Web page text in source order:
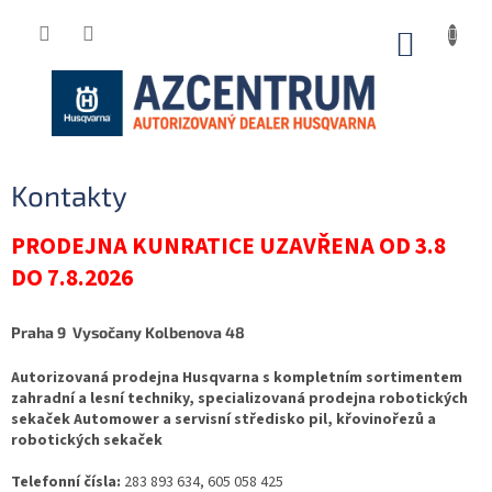
P
o
s
t
r
n
í
p
a
e
Kontakty
PRODEJNA KUNRATICE UZAVŘENA OD 3.8
DO 7.8.2026
Praha 9 Vysočany Kolbenova 48
Autorizovaná prodejna Husqvarna s kompletním sortimentem
zahradní a lesní techniky, specializovaná prodejna robotických
sekaček Automower a servisní středisko pil, křovinořezů a
robotických sekaček
Telefonní čísla: 283 893 634, 605 058 425